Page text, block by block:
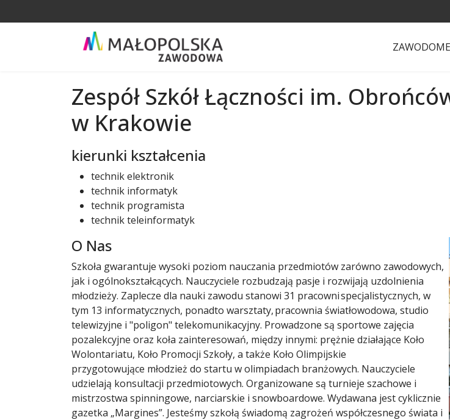
Zespół Szkół Łączności im.
w Krakowie
kierunki kształcenia
technik elektronik
technik informatyk
technik programista
technik teleinformatyk
O Nas
Szkoła gwarantuje wysoki poziom nauczania przedmiotów zarówno zawodowych,
jak i ogólnokształcących. Nauczyciele rozbudzają pasje i rozwijają uzdolnienia
młodzieży. Zaplecze dla nauki zawodu stanowi 31 pracowni specjalistycznych, w
tym 13 informatycznych, ponadto warsztaty, pracownia światłowodowa, studio
telewizyjne i "poligon" telekomunikacyjny. Prowadzone są sportowe zajęcia
pozalekcyjne oraz koła zainteresowań, między innymi: prężnie działające Koło
Wolontariatu, Koło Promocji Szkoły, a także Koło Olimpijskie
przygotowujące młodzież do startu w olimpiadach branżowych. Nauczyciele
udzielają konsultacji przedmiotowych. Organizowane są turnieje szachowe i
mistrzostwa spinningowe, narciarskie i snowboardowe. Wydawana jest cyklicznie
gazetka „Margines”. Jesteśmy szkołą świadomą zagrożeń współczesnego świata i